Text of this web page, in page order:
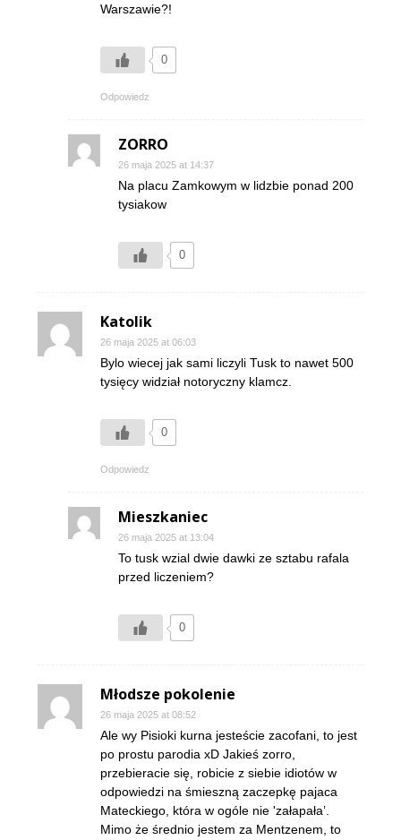
Warszawie?!
0
Odpowiedz
ZORRO
26 maja 2025 at 14:37
Na placu Zamkowym w lidzbie ponad 200
tysiakow
0
Katolik
26 maja 2025 at 06:03
Bylo wiecej jak sami liczyli Tusk to nawet 500
tysięcy widział notoryczny klamcz.
0
Odpowiedz
Mieszkaniec
26 maja 2025 at 13:04
To tusk wzial dwie dawki ze sztabu rafala
przed liczeniem?
0
Młodsze pokolenie
26 maja 2025 at 08:52
Ale wy Pisioki kurna jesteście zacofani, to jest
po prostu parodia xD Jakieś zorro,
przebieracie się, robicie z siebie idiotów w
odpowiedzi na śmieszną zaczepkę pajaca
Mateckiego, która w ogóle nie 'załapała’.
Mimo że średnio jestem za Mentzenem, to